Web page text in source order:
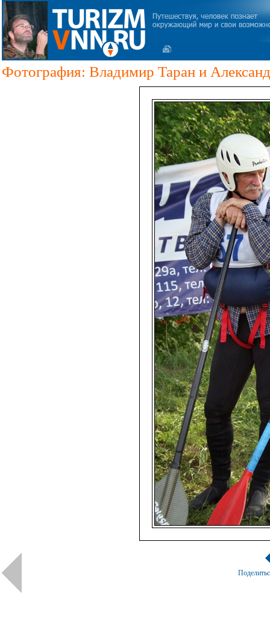
Фотография: Владимир Таран и